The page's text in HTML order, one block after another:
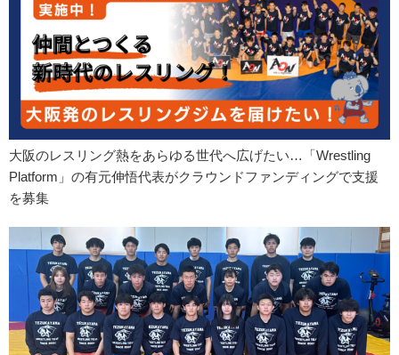
大阪のレスリング熱をあらゆる世代へ広げたい…「Wrestling
Platform」の有元伸悟代表がクラウンドファンディングで支援
を募集